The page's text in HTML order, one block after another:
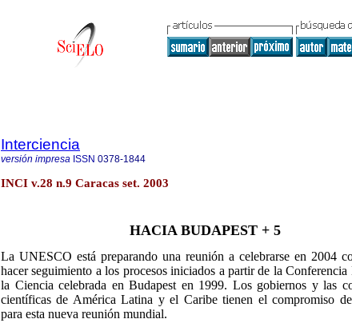
Interciencia
versión impresa ISSN 0378-1844
INCI v.28 n.9 Caracas set. 2003
HACIA BUDAPEST + 5
La UNESCO está preparando una reunión a celebrarse en 2004
hacer seguimiento a los procesos iniciados a partir de la
la Ciencia celebrada en Budapest en 1999. Los gobiernos y las
científicas de América Latina y el Caribe tienen el compromiso de
para esta nueva reunión mundial.